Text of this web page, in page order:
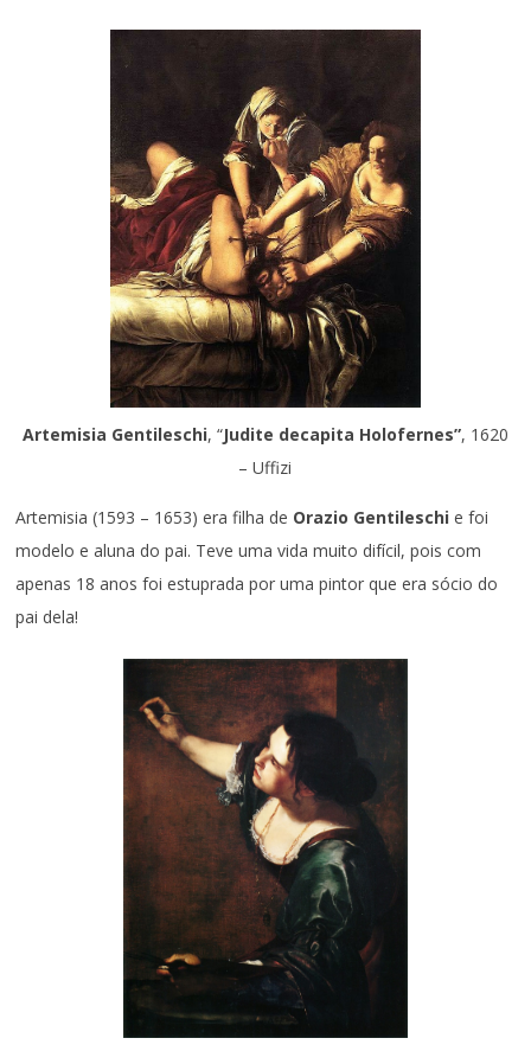
Artemisia Gentileschi, “Judite decapita Holofernes”, 1620
– Uffizi
Artemisia (1593 – 1653) era filha de Orazio Gentileschie foi
modelo e aluna do pai. Teve uma vida muito difícil, pois com
apenas 18 anos foi estuprada por uma pintor que era sócio do
pai dela!